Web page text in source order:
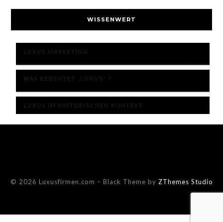
WISSENWERT
LUXUS MARKETING
WAS BEDEUTET „LUXUS“ ?
LUXUS IM HISTORISCHEN KONTEXT
© 2026 Luxusfirmen.com – Black Theme by ZThemes Studio